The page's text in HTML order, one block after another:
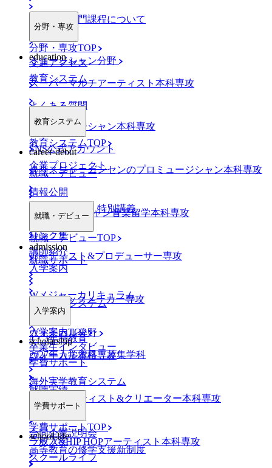
職業実践専門課程について
交通アクセス
よくある質問
SNS公式アカウント
情報公開
リンク集
分野・専攻
分野・専攻TOP
ミュージシャン分野
スーパーマルチアーティスト本科専攻
プロミュージシャン本科専攻
クリスジャーガンセンのプロミュージシャン本科専攻
NYミュージシャン音楽留学本科専攻
アーティスト&プロデューサー専攻
DJ&トラックメーカー専攻
ヴォーカル分野
ヴォーカル本科専攻
ネットアーティスト&クリエーター本科専攻
ラップ&HIP HOPアーティスト本科専攻
education
教育システム
教育システム
教育システムTOP
企業プロジェクト
業界特別ゼミ・特別講義
講師紹介
Wメジャーカリキュラム
4・3年制教育
海外実学教育システム
career-debut
就職・デビュー
就職・デビュー
就職・デビューTOP
就職サポート
デビューシステム
卒業生インタビュー
就職実績
合同企業説明会
admission
入学案内
入学案内
入学案内TOP
2027年入学資格・募集学科
一般入学
scholarship
学費サポート
学費サポート
学費サポートTOP
高等教育の修学支援新制度
school-life
スクールライフ